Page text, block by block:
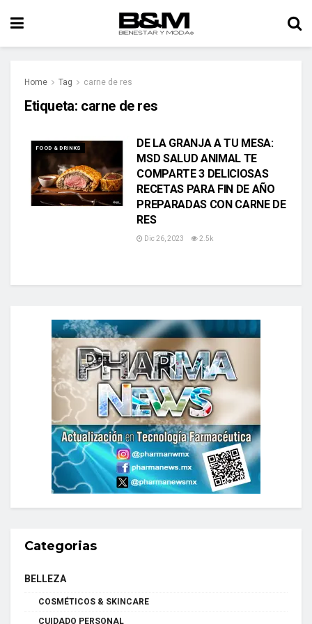
Home Tag carne de res
Etiqueta: carne de res
FOOD & DRINKS
DE LA GRANJA A TU MESA:
MSD SALUD ANIMAL TE
COMPARTE 3 DELICIOSAS
RECETAS PARA FIN DE AÑO
PREPARADAS CON CARNE DE
RES
Dic 26, 2023 2.5k
Categorias
BELLEZA
COSMÉTICOS & SKINCARE
CUIDADO PERSONAL